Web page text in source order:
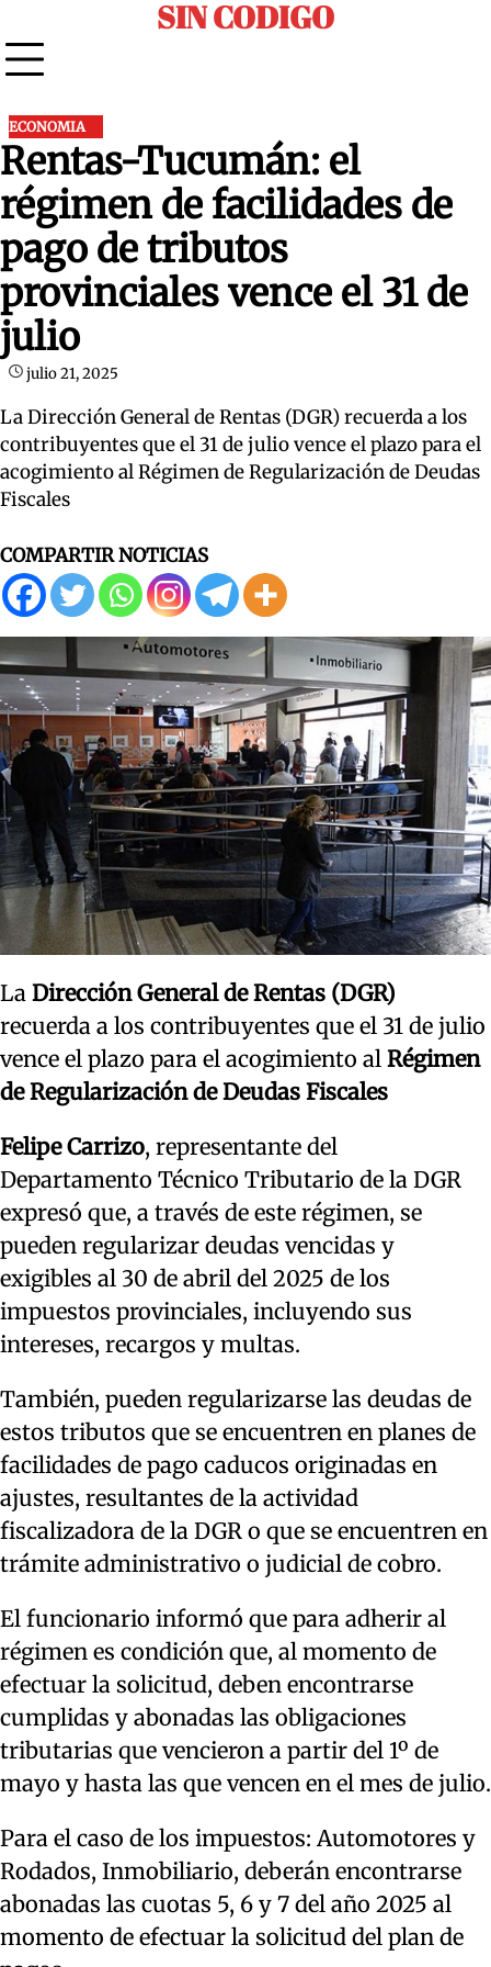
to
content
SIN CODIGO
ECONOMIA
Rentas-Tucumán: el
régimen de facilidades de
pago de tributos
provinciales vence el 31 de
julio
julio 21, 2025
La Dirección General de Rentas (DGR) recuerda a los
contribuyentes que el 31 de julio vence el plazo para el
acogimiento al Régimen de Regularización de Deudas
Fiscales
COMPARTIR NOTICIAS
La Dirección General de Rentas (DGR)
recuerda a los contribuyentes que el 31 de julio
vence el plazo para el acogimiento al Régimen
de Regularización de Deudas Fiscales
Felipe Carrizo, representante del
Departamento Técnico Tributario de la DGR
expresó que, a través de este régimen, se
pueden regularizar deudas vencidas y
exigibles al 30 de abril del 2025 de los
impuestos provinciales, incluyendo sus
intereses, recargos y multas.
También, pueden regularizarse las deudas de
estos tributos que se encuentren en planes de
facilidades de pago caducos originadas en
ajustes, resultantes de la actividad
fiscalizadora de la DGR o que se encuentren en
trámite administrativo o judicial de cobro.
El funcionario informó que para adherir al
régimen es condición que, al momento de
efectuar la solicitud, deben encontrarse
cumplidas y abonadas las obligaciones
tributarias que vencieron a partir del 1º de
mayo y hasta las que vencen en el mes de julio.
Para el caso de los impuestos: Automotores y
Rodados, Inmobiliario, deberán encontrarse
abonadas las cuotas 5, 6 y 7 del año 2025 al
momento de efectuar la solicitud del plan de